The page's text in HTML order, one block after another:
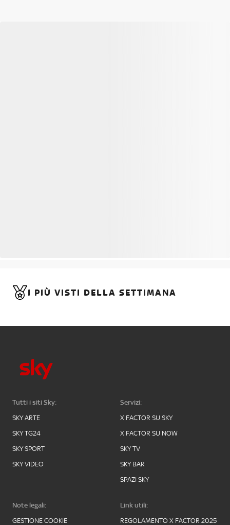
I PIÙ VISTI DELLA SETTIMANA
Tutti i siti Sky:
SKY ARTE
SKY TG24
SKY SPORT
SKY VIDEO
Servizi:
X FACTOR SU SKY
X FACTOR SU NOW
SKY TV
SKY BAR
SPAZI SKY
Note legali:
GESTIONE COOKIE
Link utili:
REGOLAMENTO X FACTOR 2025